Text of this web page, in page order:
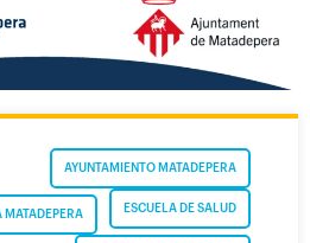
AYUNTAMIENTO MATADEPERA
ESCUELA DE SALUD
MATADEPERA